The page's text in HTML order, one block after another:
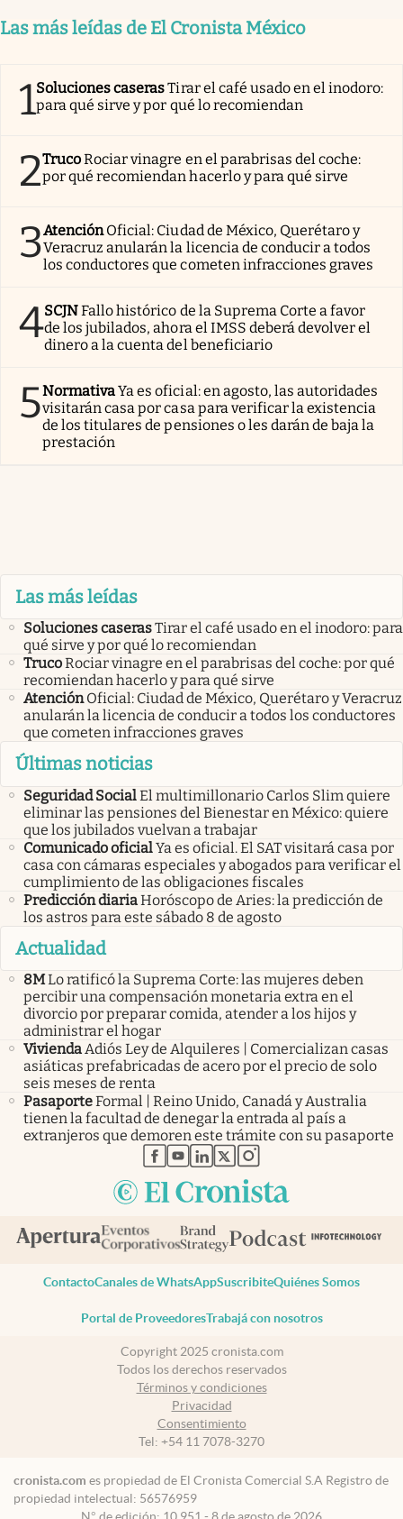
Las más leídas de El Cronista México
1Soluciones caserasTirar el café usado en el inodoro:
para qué sirve y por qué lo recomiendan
2TrucoRociar vinagre en el parabrisas del coche:
por qué recomiendan hacerlo y para qué sirve
3AtenciónOficial: Ciudad de México, Querétaro y
Veracruz anularán la licencia de conducir a todos
los conductores que cometen infracciones graves
4SCJNFallo histórico de la Suprema Corte a favor
de los jubilados, ahora el IMSS deberá devolver el
dinero a la cuenta del beneficiario
5NormativaYa es oficial: en agosto, las autoridades
visitarán casa por casa para verificar la existencia
de los titulares de pensiones o les darán de baja la
prestación
Las más leídas
Soluciones caserasTirar el café usado en el inodoro: para
qué sirve y por qué lo recomiendan
TrucoRociar vinagre en el parabrisas del coche: por qué
recomiendan hacerlo y para qué sirve
Atención Oficial: Ciudad de México, Querétaro y Veracruz
anularán la licencia de conducir a todos los conductores
que cometen infracciones graves
Últimas noticias
Seguridad SocialEl multimillonario Carlos Slim quiere
eliminar las pensiones del Bienestar en México: quiere
que los jubilados vuelvan a trabajar
Comunicado oficialYa es oficial. El SAT visitará casa por
casa con cámaras especiales y abogados para verificar el
cumplimiento de las obligaciones fiscales
Predicción diariaHoróscopo de Aries: la predicción de
los astros para este sábado 8 de agosto
Actualidad
8MLo ratificó la Suprema Corte: las mujeres deben
percibir una compensación monetaria extra en el
divorcio por preparar comida, atender a los hijos y
administrar el hogar
ViviendaAdiós Ley de Alquileres | Comercializan casas
asiáticas prefabricadas de acero por el precio de solo
seis meses de renta
PasaporteFormal | Reino Unido, Canadá y Australia
tienen la facultad de denegar la entrada al país a
extranjeros que demoren este trámite con su pasaporte
abre en nueva pestaña
abre en nueva pestaña
abre en nueva pestaña
abre en nueva pestaña
abre en nueva pestaña
ContactoCanales de WhatsAppSuscribiteQuiénes Somos
Portal de ProveedoresTrabajá con nosotros
Copyright 2025 cronista.com
Todos los derechos reservados
Términos y condiciones
Privacidad
Consentimiento
Tel: +54 11 7078-3270
cronista.com es propiedad de El Cronista Comercial S.A Registro de
propiedad intelectual: 56576959
N° de edición: 10.951 - 8 de agosto de 2026